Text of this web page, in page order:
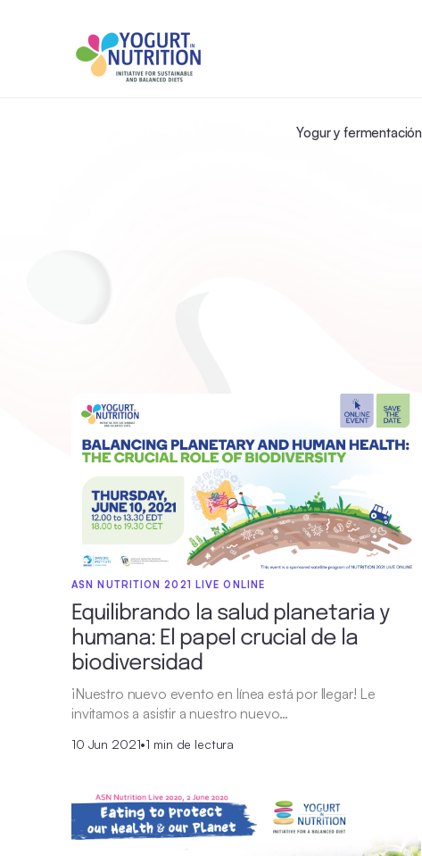
Yogur y fermentación
ASN NUTRITION 2021 LIVE ONLINE
Equilibrando la salud planetaria y
humana: El papel crucial de la
biodiversidad
¡Nuestro nuevo evento en línea está por llegar! Le
invitamos a asistir a nuestro nuevo…
10 Jun 2021•1 min de lectura